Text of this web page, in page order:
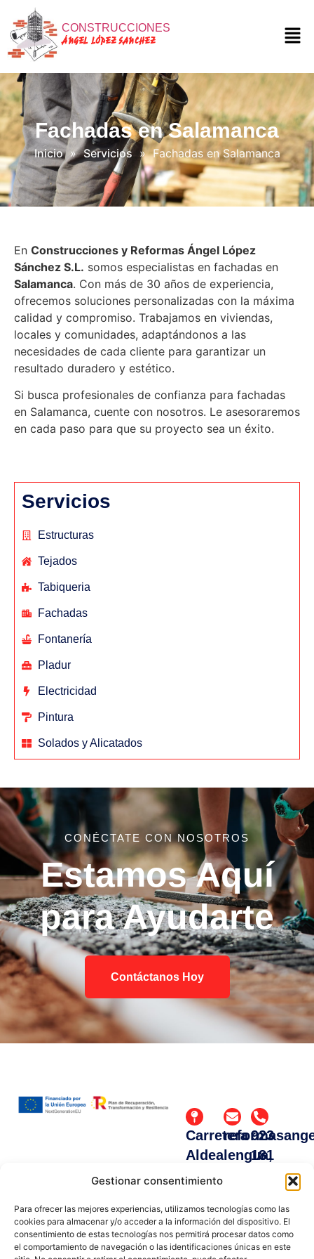
Gestionar consentimiento
Para ofrecer las mejores experiencias, utilizamos tecnologías como las
cookies para almacenar y/o acceder a la información del dispositivo. El
consentimiento de estas tecnologías nos permitirá procesar datos como
el comportamiento de navegación o las identificaciones únicas en este
CONSTRUCCIONES
ÁNGEL LÓPEZ SANCHEZ
Fachadas en Salamanca
Inicio » Servicios » Fachadas en Salamanca
En Construcciones y Reformas Ángel López
Sánchez S.L. somos especialistas en fachadas en
Salamanca. Con más de 30 años de experiencia,
ofrecemos soluciones personalizadas con la máxima
calidad y compromiso. Trabajamos en viviendas,
locales y comunidades, adaptándonos a las
necesidades de cada cliente para garantizar un
resultado duradero y estético.
Si busca profesionales de confianza para fachadas
en Salamanca, cuente con nosotros. Le asesoraremos
en cada paso para que su proyecto sea un éxito.
Servicios
Estructuras
Tejados
Tabiqueria
Fachadas
Fontanería
Pladur
Electricidad
Pintura
Solados y Alicatados
CONÉCTATE CON NOSOTROS
Estamos Aquí
para Ayudarte
Contáctanos Hoy
Carretera
Aldealengua,
71 ·
Salamanca
923
181
633
508 /
685